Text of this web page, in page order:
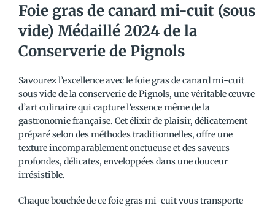
Foie gras de canard mi-cuit (sous
vide) Médaillé 2024 de la
Conserverie de Pignols
Savourez l’excellence avec le foie gras de canard mi-cuit
sous vide de la conserverie de Pignols, une véritable œuvre
d’art culinaire qui capture l’essence même de la
gastronomie française. Cet élixir de plaisir, délicatement
préparé selon des méthodes traditionnelles, offre une
texture incomparablement onctueuse et des saveurs
profondes, délicates, enveloppées dans une douceur
irrésistible.
Chaque bouchée de ce foie gras mi-cuit vous transporte